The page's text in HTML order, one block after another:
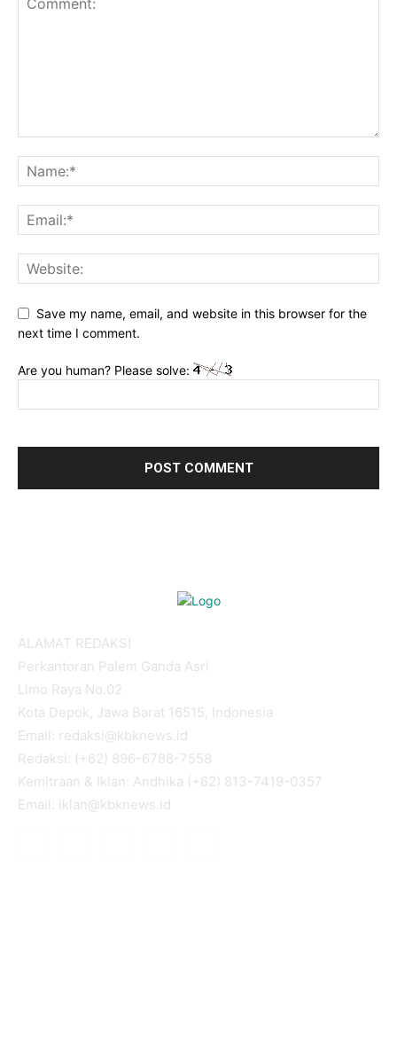
Save my name, email, and website in this browser for the
next time I comment.
Are you human? Please solve:
ALAMAT REDAKSI
Perkantoran Palem Ganda Asri
Limo Raya No.02
Kota Depok, Jawa Barat 16515, Indonesia
Email: redaksi@kbknews.id
Redaksi: (+62) 896-6788-7558
Kemitraan & Iklan: Andhika (+62) 813-7419-0357
Email: iklan@kbknews.id